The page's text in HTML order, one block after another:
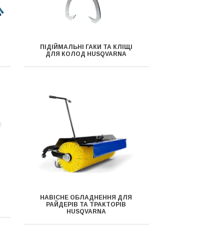
ПІДІЙМАЛЬНІ ГАКИ ТА КЛІЩІ
ДЛЯ КОЛОД HUSQVARNA
НАВІСНЕ ОБЛАДНЕННЯ ДЛЯ
РАЙДЕРІВ ТА ТРАКТОРІВ
HUSQVARNA